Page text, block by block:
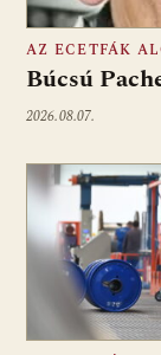
AZ ECETFÁK
Búcsú
2026.08.07.